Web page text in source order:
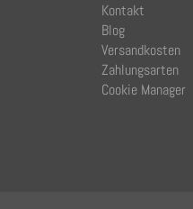
Kontakt
Blog
Versandkosten
Zahlungsarten
Cookie Manager